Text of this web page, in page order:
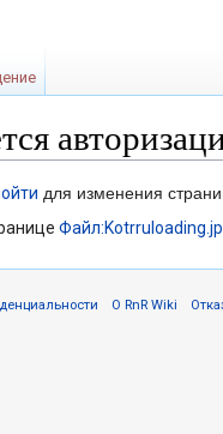
для изменения
О RnR Wiki